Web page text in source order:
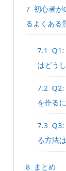
7 初心者が
るよくある
7.1 Q1:
はどう
7.2 Q2:
を作る
7.3 Q3:
る方法
8 まとめ